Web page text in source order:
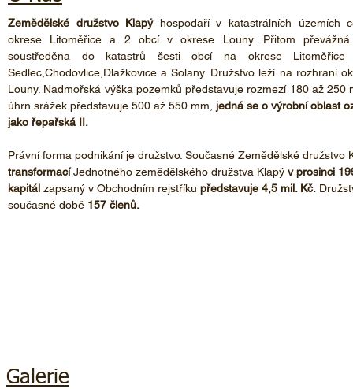
Zemědělské družstvo Klapýhospodaří v katastrálních územích
okrese Litoměřice a 2 obcí v okrese Louny. Přitom
soustředěna do katastrů šesti obcí na okrese
Sedlec,Chodovlice,Dlažkovice a Solany. Družstvo leží na rozhraní
Louny. Nadmořská výška pozemků představuje rozmezí 180 až 250
úhrn srážek představuje 500 až 550 mm, jedná se o výrobní oblast
jako řepařská II.
Právní forma podnikání je družstvo. Současné Zemědělské družstvo
transformacíJednotného zemědělského družstva Klapý v prosinci
kapitál zapsaný v Obchodním rejstříku představuje 4,5 mil. Kč.
současné době 157 členů.
Galerie